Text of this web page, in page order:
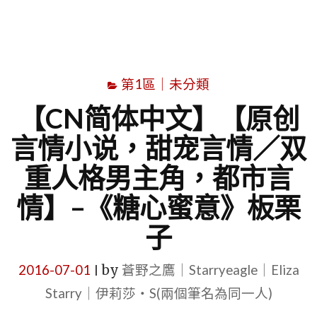
第1區｜未分類
【CN简体中文】【原创
言情小说，甜宠言情／双
重人格男主角，都市言
情】–《糖心蜜意》板栗
子
2016-07-01 by 蒼野之鷹｜Starryeagle｜Eliza
Starry｜伊莉莎・S(兩個筆名為同一人)